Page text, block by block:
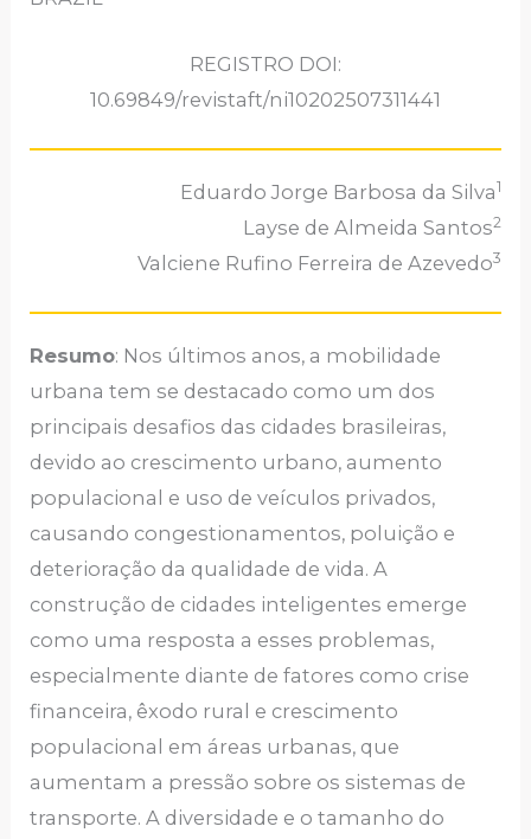
REGISTRO DOI:
10.69849/revistaft/ni10202507311441
Eduardo Jorge Barbosa da Silva1
Layse de Almeida Santos2
Valciene Rufino Ferreira de Azevedo3
Resumo: Nos últimos anos, a mobilidade
urbana tem se destacado como um dos
principais desafios das cidades brasileiras,
devido ao crescimento urbano, aumento
populacional e uso de veículos privados,
causando congestionamentos, poluição e
deterioração da qualidade de vida. A
construção de cidades inteligentes emerge
como uma resposta a esses problemas,
especialmente diante de fatores como crise
financeira, êxodo rural e crescimento
populacional em áreas urbanas, que
aumentam a pressão sobre os sistemas de
transporte. A diversidade e o tamanho do